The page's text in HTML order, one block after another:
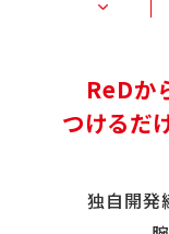
ReDか
つけるだ
独自開発